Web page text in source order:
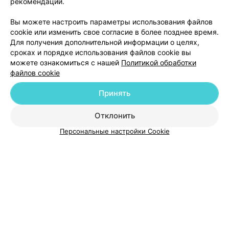
Гродно, Мостовая, 40а
Добавить компанию
Добавить специалиста
Вы можете настроить параметры использования файлов
cookie или изменить свое согласие в более позднее время.
Для получения дополнительной информации о целях,
сроках и порядке использования файлов cookie вы
можете ознакомиться с нашей Политикой обработки
файлов cookie
Отклонить
Принять
Персональные настройки Cookie